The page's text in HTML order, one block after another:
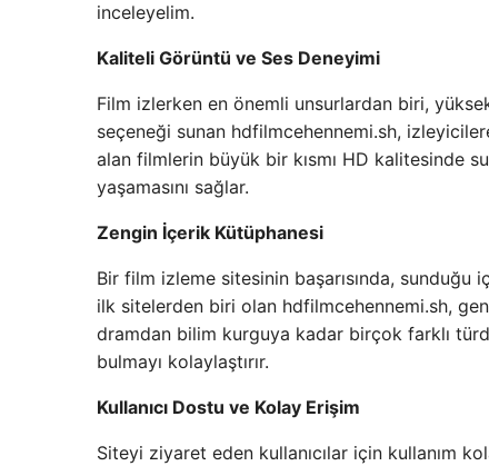
inceleyelim.
Kaliteli Görüntü ve Ses Deneyimi
Film izlerken en önemli unsurlardan biri,
seçeneği sunan hdfilmcehennemi.sh,
alan filmlerin büyük bir kısmı HD kalitesinde
yaşamasını sağlar.
Zengin İçerik Kütüphanesi
Bir film izleme sitesinin başarısında,
ilk sitelerden biri olan hdfilmcehennemi.sh,
dramdan bilim kurguya kadar birçok farklı
bulmayı kolaylaştırır.
Kullanıcı Dostu ve Kolay Erişim
Siteyi ziyaret eden kullanıcılar için kullanım